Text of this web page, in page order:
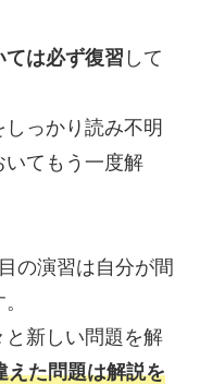
ては必ず復習 して
っかり読み不明
いてもう一度解
の演習は自分が間
と新しい問題を解
えた問題は解説を